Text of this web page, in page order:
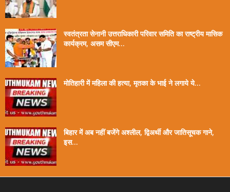
स्वतंत्रता सेनानी उत्तराधिकारी परिवार समिति का राष्ट्रीय मासिक
कार्यक्रम, असम सीएम...
मोतिहारी में महिला की हत्या, मृतका के भाई ने लगाये ये...
बिहार में अब नहीं बजेंगे अश्लील, द्विअर्थी और जातिसूचक गाने,
इस...